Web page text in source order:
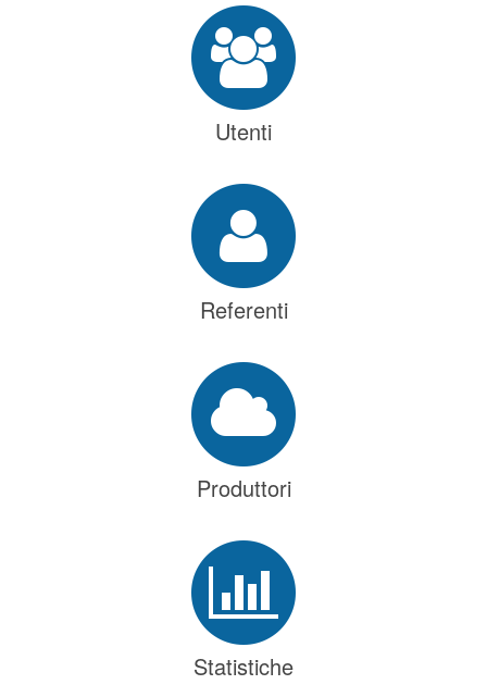
Utenti
Referenti
Produttori
Statistiche